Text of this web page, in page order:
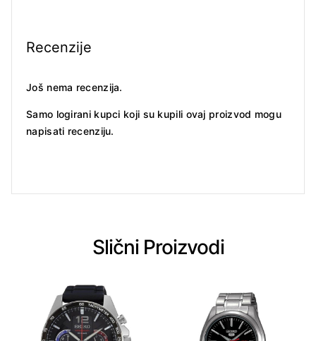
Recenzije
Još nema recenzija.
Samo logirani kupci koji su kupili ovaj proizvod mogu
napisati recenziju.
Slični Proizvodi